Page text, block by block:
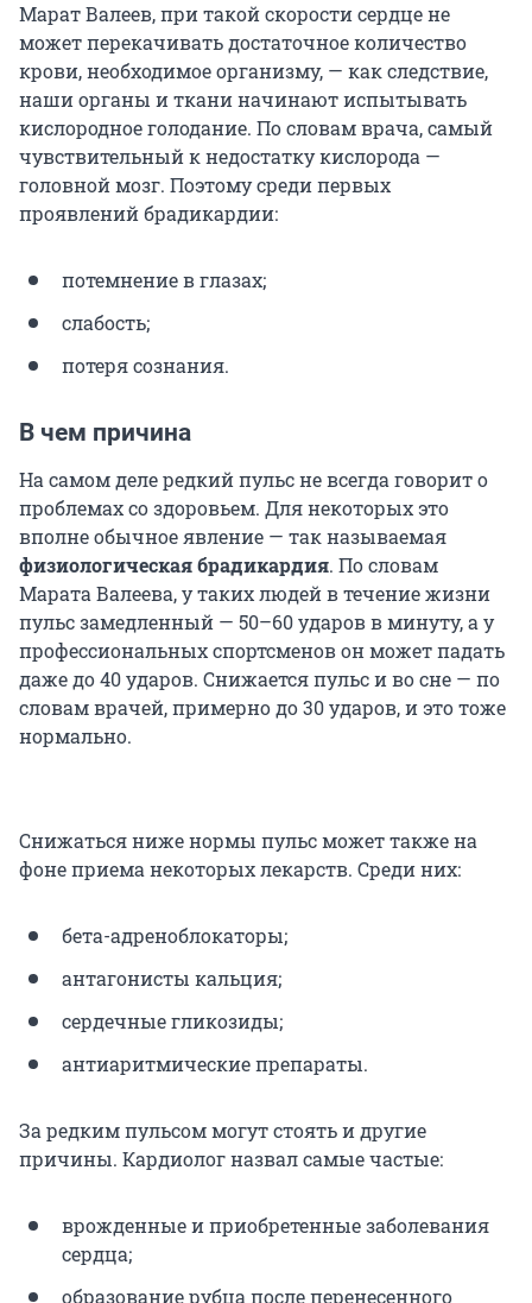
Марат Валеев, при такой скорости сердце не
может перекачивать достаточное количество
крови, необходимое организму, — как следствие,
наши органы и ткани начинают испытывать
кислородное голодание. По словам врача, самый
чувствительный к недостатку кислорода —
головной мозг. Поэтому среди первых
проявлений брадикардии:
потемнение в глазах;
слабость;
потеря сознания.
В чем причина
На самом деле редкий пульс не всегда говорит о
проблемах со здоровьем. Для некоторых это
вполне обычное явление — так называемая
физиологическая брадикардия. По словам
Марата Валеева, у таких людей в течение жизни
пульс замедленный — 50–60 ударов в минуту, а у
профессиональных спортсменов он может падать
даже до 40 ударов. Снижается пульс и во сне — по
словам врачей, примерно до 30 ударов, и это тоже
нормально.
Снижаться ниже нормы пульс может также на
фоне приема некоторых лекарств. Среди них:
бета-адреноблокаторы;
антагонисты кальция;
сердечные гликозиды;
антиаритмические препараты.
За редким пульсом могут стоять и другие
причины. Кардиолог назвал самые частые:
врожденные и приобретенные заболевания
сердца;
образование рубца после перенесенного